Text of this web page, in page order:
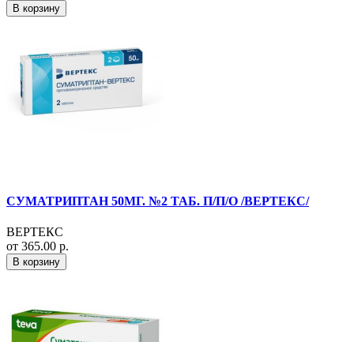
В корзину
СУМАТРИПТАН 50МГ. №2 ТАБ. П/П/О /ВЕРТЕКС/
ВЕРТЕКС
от 365.00 р.
В корзину